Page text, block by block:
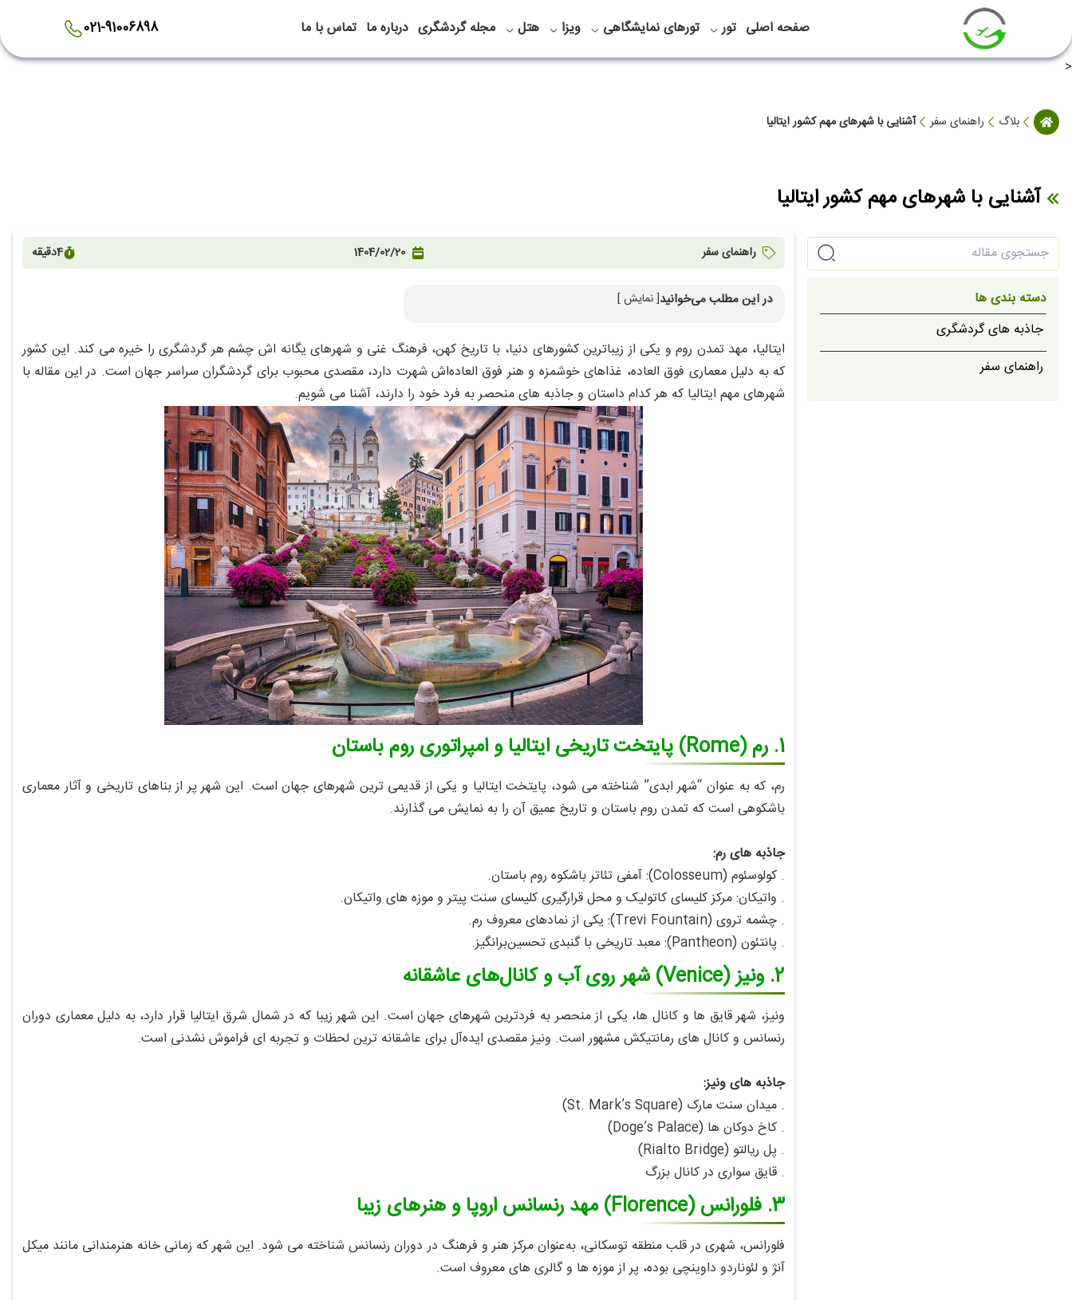
صفحه اصلی تور تورهای نمایشگاهی ویزا هتل مجله گردشگری درباره ما تماس با ما
021-91006898
<
بلاگ راهنمای سفر آشنایی با شهرهای مهم کشور ایتالیا
آشنایی با شهرهای مهم کشور ایتالیا
دسته بندی ها
جاذبه های گردشگری
راهنمای سفر
راهنمای سفر 1404/02/20
4دقیقه
در این مطلب می‌خوانید[ نمایش ]
2. ونیز (Venice) شهر روی آب و کانال‌های عاشقانه
3. فلورانس (Florence) مهد رنسانس اروپا و هنرهای زیبا
4. میلان (Milan) مرکز مد و طراحی جهان
ایتالیا، مهد تمدن روم و یکی از زیباترین کشورهای دنیا، با تاریخ کهن، فرهنگ غنی و شهرهای یگانه‌ اش چشم هر گردشگری را خیره می‌ کند. این کشور
که به‌ دلیل معماری فوق‌ العاده، غذاهای خوشمزه و هنر فوق‌ العاده‌اش شهرت دارد، مقصدی محبوب برای گردشگران سراسر جهان است. در این مقاله با
شهرهای مهم ایتالیا که هر کدام داستان و جاذبه‌ های منحصر به فرد خود را دارند، آشنا می‌ شویم.
1. رم (Rome) پایتخت تاریخی ایتالیا و امپراتوری روم باستان
رم، که به‌ عنوان “شهر ابدی” شناخته می‌ شود، پایتخت ایتالیا و یکی از قدیمی‌ ترین شهرهای جهان است. این شهر پر از بناهای تاریخی و آثار معماری
باشکوهی است که تمدن روم باستان و تاریخ عمیق آن را به نمایش می‌ گذارند.
جاذبه‌ های رم:
. کولوسئوم (Colosseum): آمفی‌ تئاتر باشکوه روم باستان.
. واتیکان: مرکز کلیسای کاتولیک و محل قرارگیری کلیسای سنت پیتر و موزه‌ های واتیکان.
. چشمه تروی (Trevi Fountain): یکی از نمادهای معروف رم.
. پانتئون (Pantheon): معبد تاریخی با گنبدی تحسین‌برانگیز.
2. ونیز (Venice) شهر روی آب و کانال‌های عاشقانه
ونیز، شهر قایق‌ ها و کانال‌ ها، یکی از منحصر به‌ فردترین شهرهای جهان است. این شهر زیبا که در شمال شرق ایتالیا قرار دارد، به دلیل معماری دوران
رنسانس و کانال‌ های رمانتیکش مشهور است. ونیز مقصدی ایده‌آل برای عاشقانه‌ ترین لحظات و تجربه‌ ای فراموش‌ نشدنی است.
جاذبه‌ های ونیز:
. میدان سنت مارک (St. Mark’s Square)
. کاخ دوکان‌ ها (Doge’s Palace)
. پل ریالتو (Rialto Bridge)
. قایق‌ سواری در کانال بزرگ
3. فلورانس (Florence) مهد رنسانس اروپا و هنرهای زیبا
فلورانس، شهری در قلب منطقه توسکانی، به‌عنوان مرکز هنر و فرهنگ در دوران رنسانس شناخته می‌ شود. این شهر که زمانی خانه هنرمندانی مانند میکل‌
آنژ و لئوناردو داوینچی بوده، پر از موزه‌ ها و گالری‌ های معروف است.